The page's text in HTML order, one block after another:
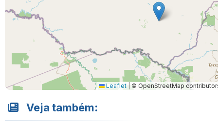
Leaflet © OpenStreetMap
Veja também: